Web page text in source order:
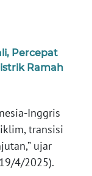
Percepat
Ramah
Inggris
transisi
ujar
4/2025).